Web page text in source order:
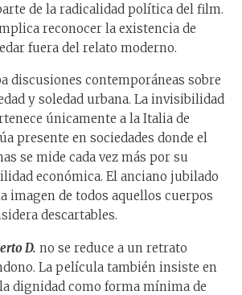
de la radicalidad política del film.
reconocer la existencia de
fuera del relato moderno.
discusiones contemporáneas sobre
y soledad urbana. La invisibilidad
únicamente a la Italia de
presente en sociedades donde el
se mide cada vez más por su
económica. El anciano jubilado
imagen de todos aquellos cuerpos
descartables.
D. no se reduce a un retrato
La película también insiste en
dignidad como forma mínima de